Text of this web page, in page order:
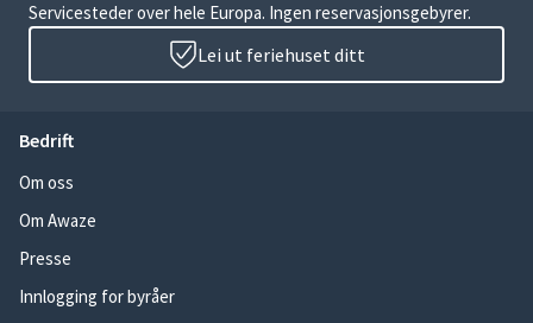
Servicesteder over hele Europa. Ingen reservasjonsgebyrer.
Lei ut feriehuset ditt
Bedrift
Om oss
Om Awaze
Presse
Innlogging for byråer